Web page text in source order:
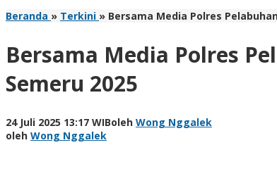
Beranda » Terkini » Bersama Media Polres
Bersama Media Polres
Semeru 2025
24 Juli 2025 13:17 WIBoleh Wong Nggalek
oleh Wong Nggalek